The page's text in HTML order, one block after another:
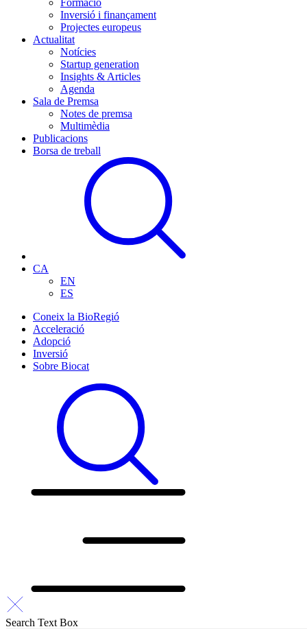
Formació
Inversió i finançament
Projectes europeus
Actualitat
Notícies
Startup generation
Insights & Articles
Agenda
Sala de Premsa
Notes de premsa
Multimèdia
Publicacions
Borsa de treball
CA
EN
ES
Coneix la BioRegió
Acceleració
Adopció
Inversió
Sobre Biocat
Search Text Box